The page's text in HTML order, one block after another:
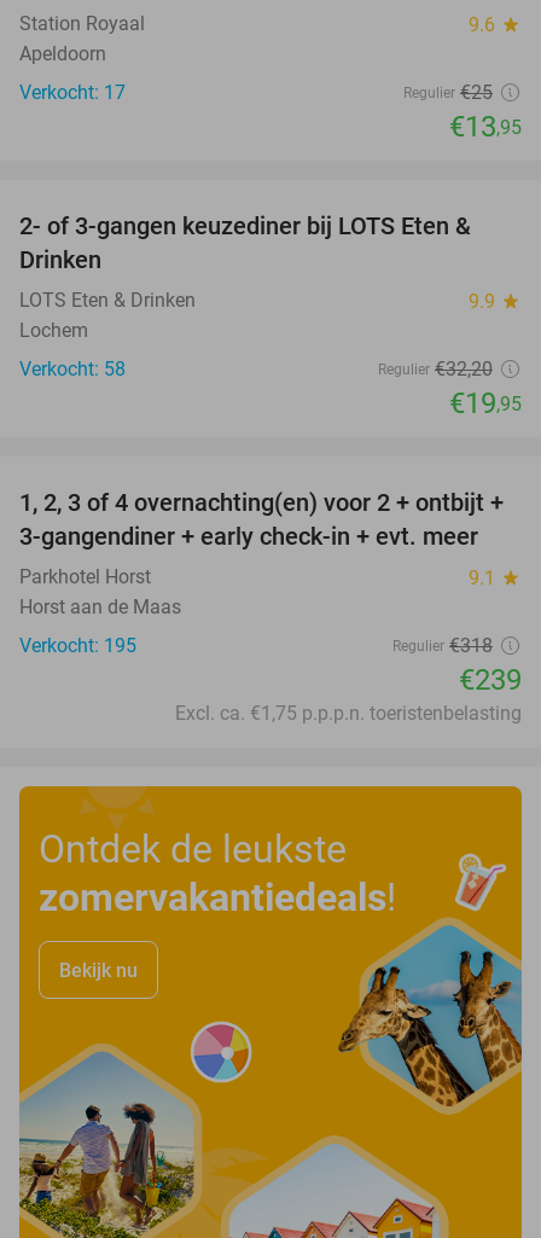
Station Royaal 9.6 star
Apeldoorn
Verkocht: 17
Regulier €25
€13,95
38%
2- of 3-gangen keuzediner bij LOTS Eten &
Drinken
LOTS Eten & Drinken 9.9 star
Lochem
Verkocht: 58
Regulier €32,20
€19,95
25%
1, 2, 3 of 4 overnachting(en) voor 2 + ontbijt +
3-gangendiner + early check-in + evt. meer
Parkhotel Horst 9.1 star
Horst aan de Maas
Verkocht: 195
Regulier €318
€239
Excl. ca. €1,75 p.p.p.n. toeristenbelasting
Ontdek de leukste
zomervakantiedeals!
Bekijk nu